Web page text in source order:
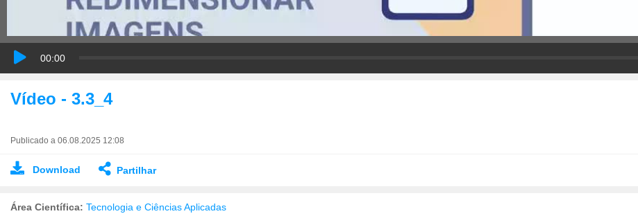
00:00
Vídeo - 3.3_4
Publicado a 06.08.2025 12:08
Download Partilhar
Área Científica: Tecnologia e Ciências Aplicadas